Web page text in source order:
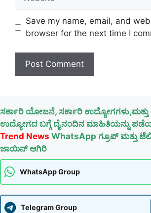
Save my name, email, and
browser for the next time I
ಸರ್ಕಾರಿ ಯೋಜನೆ, ಸರ್ಕಾರಿ
ಉದ್ಯೋಗದ ಬಗ್ಗೆ ದೈನಂದಿನ ಮಾಹಿತಿಯನ್ನು
Trend News WhatsApp ಗ್ರೂಪ್ ಮತ್ತು
ಜಾಯಿನ್ ಆಗಿರಿ
WhatsApp Group
Telegram Group